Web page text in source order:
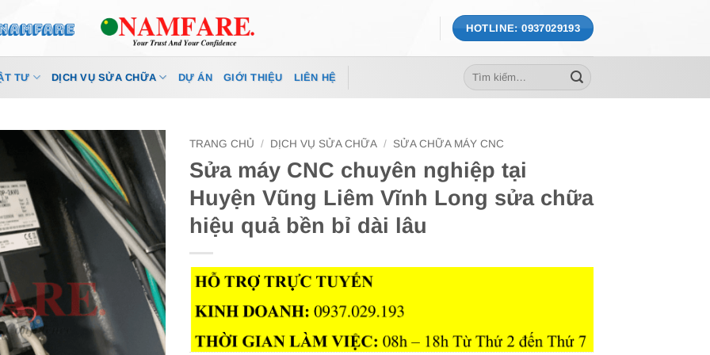
HOTLINE: 0937029193
TƯ DỊCH VỤ SỬA CHỮA DỰ ÁN GIỚI THIỆU LIÊN HỆ
Tìm
kiếm:
TRANG CHỦ / DỊCH VỤ SỬA CHỮA / SỬA CHỮA MÁY CNC
Sửa máy CNC chuyên nghiệp tại
Huyện Vũng Liêm Vĩnh Long sửa chữa
hiệu quả bền bỉ dài lâu